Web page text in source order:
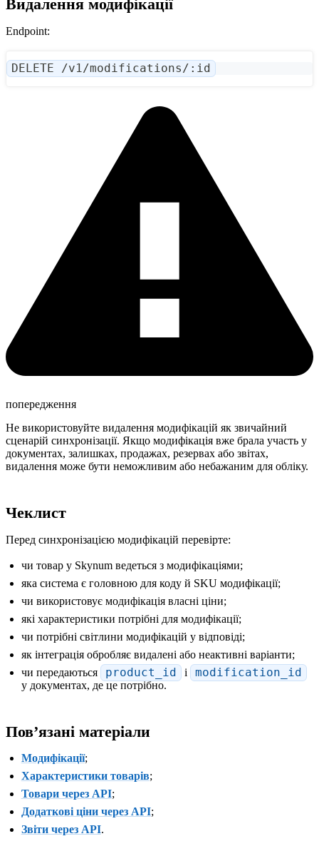
Видалення модифікації
Endpoint:
DELETE /v1/modifications/:id
попередження
Не використовуйте видалення модифікацій як звичайний
сценарій синхронізації. Якщо модифікація вже брала участь у
документах, залишках, продажах, резервах або звітах,
видалення може бути неможливим або небажаним для обліку.
Чеклист
Перед синхронізацією модифікацій перевірте:
чи товар у Skynum ведеться з модифікаціями;
яка система є головною для коду й SKU модифікації;
чи використовує модифікація власні ціни;
які характеристики потрібні для модифікації;
чи потрібні світлини модифікацій у відповіді;
як інтеграція обробляє видалені або неактивні варіанти;
чи передаються
product_id і modification_id
у документах, де це потрібно.
Повʼязані матеріали
Модифікації;
Характеристики товарів;
Товари через API;
Додаткові ціни через API;
Звіти через API.